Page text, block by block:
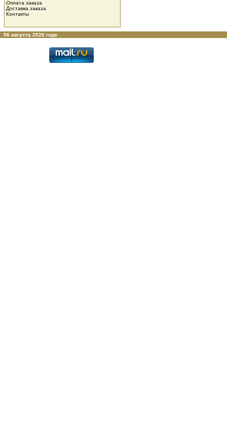
Оплата заказа
Доставка заказа
Контакты
06 августа 2026 года